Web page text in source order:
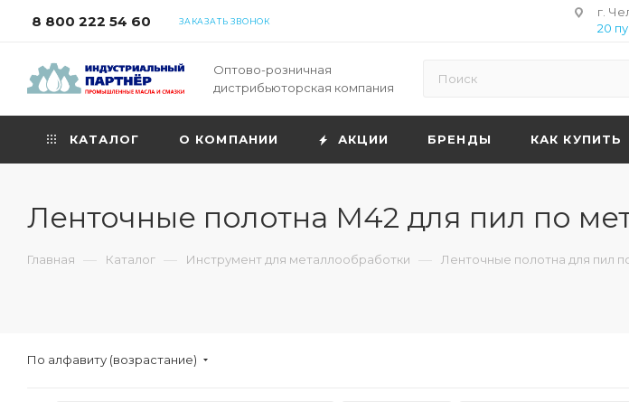
8 800 222 54 60 ЗАКАЗАТЬ ЗВОНОК
г.
20
Оптово-розничная
дистрибьюторская компания
КАТАЛОГ О КОМПАНИИ АКЦИИ БРЕНДЫ КАК КУПИТЬ
Ленточные полотна M42 для пил по
Главная — Каталог — Инструмент для металлообработки — Ленточные полотна для пил
По алфавиту (возрастание)